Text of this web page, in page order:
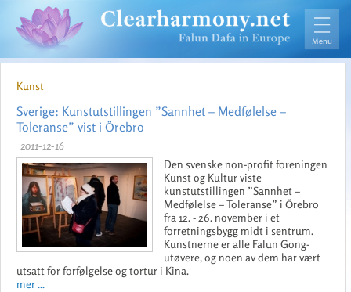
Kunst
Sverige: Kunstutstillingen ”Sannhet – Medfølelse –
Toleranse” vist i Örebro
2011-12-16
Den svenske non-profit foreningen
Kunst og Kultur viste
kunstutstillingen ”Sannhet –
Medfølelse – Toleranse” i Örebro
fra 12. - 26. november i et
forretningsbygg midt i sentrum.
Kunstnerne er alle Falun Gong-
utøvere, og noen av dem har vært
utsatt for forfølgelse og tortur i Kina.
mer ...